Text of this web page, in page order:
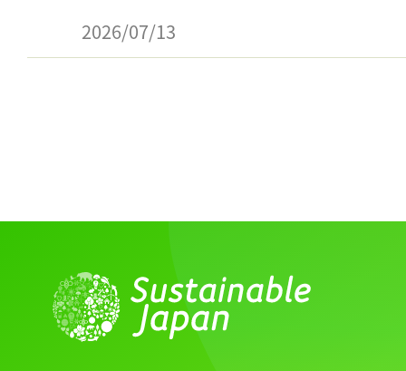
2026/07/13